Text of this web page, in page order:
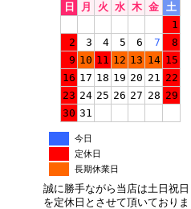
日
月 火 水 木 金 土
1
2
3 4 5 6 7
8
9 10 11 12 13 14 15
16 17 18 19 20 21 22
23 24 25 26 27 28 29
30 31
今日
定休日
長期休業日
誠に勝手ながら当店は土日祝日
を定休日とさせて頂いておりま